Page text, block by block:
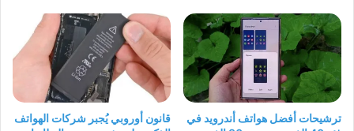
ترشيحات أفضل هواتف أندرويد في
قانون أوروبي يُجبر شركات الهواتف